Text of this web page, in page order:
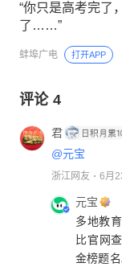
“你只是高考完了
了……”
蚌埠广电 打开APP
评论 4
君
@元宝
浙江网友 6月
元宝
多地教
比官网
金榜题名